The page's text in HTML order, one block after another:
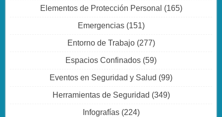
Elementos de Protección Personal (165)
Emergencias(151)
Entorno de Trabajo(277)
Espacios Confinados (59)
Eventos en Seguridad y Salud (99)
Herramientas de Seguridad (349)
Infografías(224)